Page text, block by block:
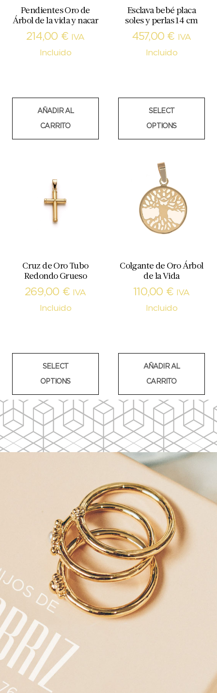
Pendientes Oro de
Árbol de la vida y nacar
214,00 €
IVA
Incluido
AÑADIR AL
CARRITO
Esclava bebé placa
soles y perlas 14 cm
457,00 €
IVA
Incluido
SELECT
OPTIONS
Cruz de Oro Tubo
Redondo Grueso
269,00 €
IVA
Incluido
SELECT
OPTIONS
Colgante de Oro Árbol
de la Vida
110,00 €
IVA
Incluido
AÑADIR AL
CARRITO